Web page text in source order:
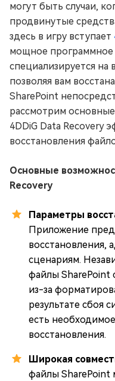
могут быть случаи,
продвинутые
здесь в игру вступает
мощное программное
специализируется на
позволяя вам
SharePoint
рассмотрим
4DDiG Data Recovery
восстановления
Основные
Recovery
Параметры
Приложение
восстановления,
сценариям.
файлы SharePoint
из-за
результате сбоя
есть
восстановления.
Широкая
файлы SharePoint